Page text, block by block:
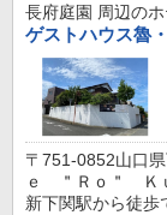
長府庭園 周辺の
ゲストハウス魯
〒751-0852山口
ｅ ＂Ｒｏ＂ Ｋ
新下関駅から徒歩